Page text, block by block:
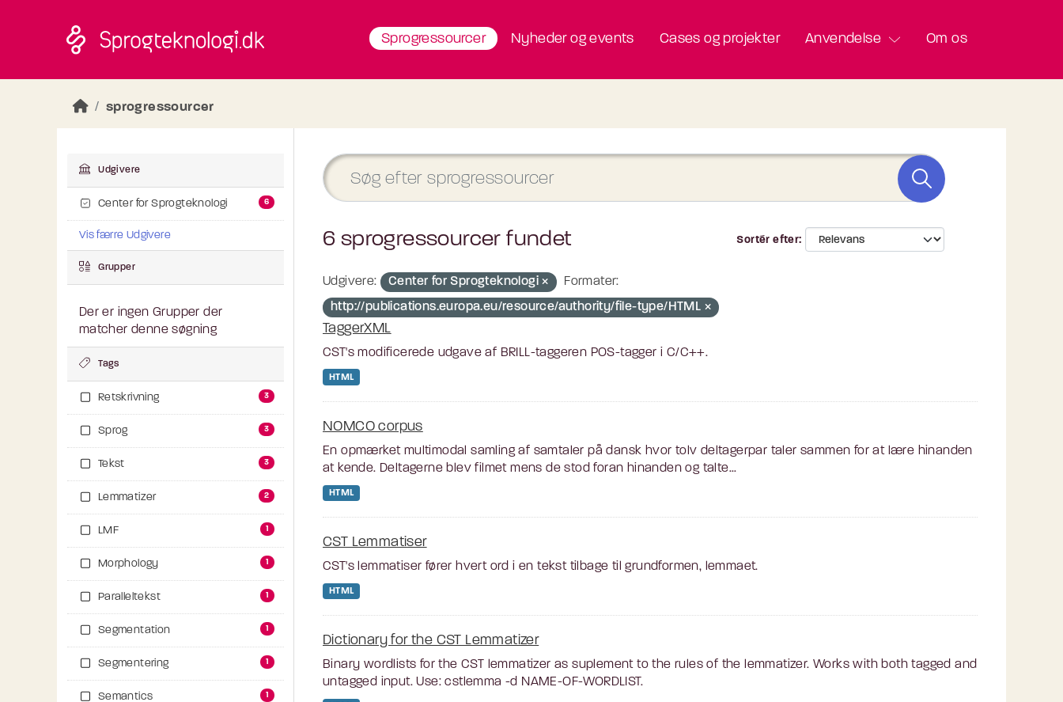
Sprogressourcer Nyheder og events Cases og projekter Anvendelse Om os
sprogressourcer
Udgivere
Center for Sprogteknologi 6
Vis færre Udgivere
Grupper
Der er ingen Grupper der
matcher denne søgning
Tags
Retskrivning 3
Sprog 3
Tekst 3
Lemmatizer 2
LMF 1
Morphology 1
Paralleltekst 1
Segmentation 1
Segmentering 1
Semantics 1
Sortér efter
6 sprogressourcer fundet
Udgivere: Center for Sprogteknologi
Formater:
http://publications.europa.eu/resource/authority/file-type/HTML
TaggerXML
CST's modificerede udgave af BRILL-taggeren POS-tagger i C/C++.
HTML
NOMCO corpus
En opmærket multimodal samling af samtaler på dansk hvor tolv deltagerpar taler sammen for at lære hinanden
at kende. Deltagerne blev filmet mens de stod foran hinanden og talte...
HTML
CST Lemmatiser
CST's lemmatiser fører hvert ord i en tekst tilbage til grundformen, lemmaet.
HTML
Dictionary for the CST Lemmatizer
Binary wordlists for the CST lemmatizer as suplement to the rules of the lemmatizer. Works with both tagged and
untagged input. Use: cstlemma -d NAME-OF-WORDLIST.